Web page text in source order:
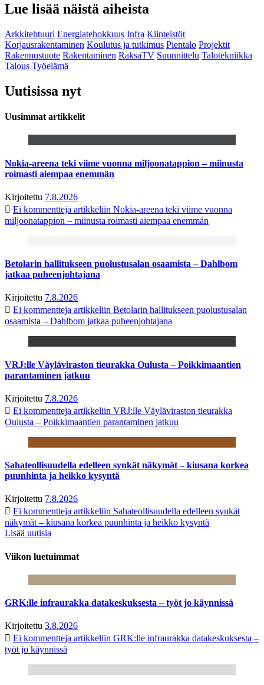
Lue lisää näistä aiheista
Arkkitehtuuri Energiatehokkuus Infra Kiinteistöt
Korjausrakentaminen Koulutus ja tutkimus Pientalo Projektit
Rakennustuote Rakentaminen RaksaTV Suunnittelu Talotekniikka
Talous Työelämä
Uutisissa nyt
Uusimmat artikkelit
Nokia-areena teki viime vuonna miljoonatappion – miinusta
roimasti aiempaa enemmän
Kirjoitettu 7.8.2026
Ei kommentteja artikkeliin Nokia-areena teki viime vuonna
miljoonatappion – miinusta roimasti aiempaa enemmän
Betolarin hallitukseen puolustusalan osaamista – Dahlbom
jatkaa puheenjohtajana
Kirjoitettu 7.8.2026
Ei kommentteja artikkeliin Betolarin hallitukseen puolustusalan
osaamista – Dahlbom jatkaa puheenjohtajana
VRJ:lle Väyläviraston tieurakka Oulusta – Poikkimaantien
parantaminen jatkuu
Kirjoitettu 7.8.2026
Ei kommentteja artikkeliin VRJ:lle Väyläviraston tieurakka
Oulusta – Poikkimaantien parantaminen jatkuu
Sahateollisuudella edelleen synkät näkymät – kiusana korkea
puunhinta ja heikko kysyntä
Kirjoitettu 7.8.2026
Ei kommentteja artikkeliin Sahateollisuudella edelleen synkät
näkymät – kiusana korkea puunhinta ja heikko kysyntä
Lisää uutisia
Viikon luetuimmat
GRK:lle infraurakka datakeskuksesta – työt jo käynnissä
Kirjoitettu 3.8.2026
Ei kommentteja artikkeliin GRK:lle infraurakka datakeskuksesta –
työt jo käynnissä